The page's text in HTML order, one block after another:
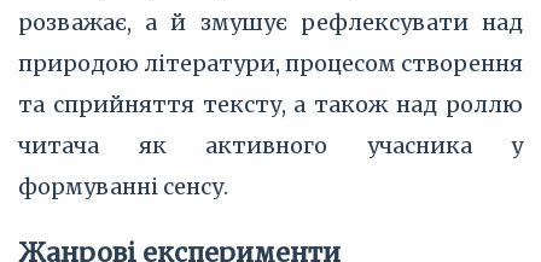
розважає, а й змушує рефлексувати над
природою літератури, процесом створення
та сприйняття тексту, а також над роллю
читача як активного учасника у
формуванні сенсу.
Жанрові експерименти